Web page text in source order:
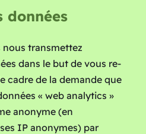
données
nous transmettez
dans le but de vous re-
cadre de la demande que
« web analytics »
anonyme (en
IP anonymes) par